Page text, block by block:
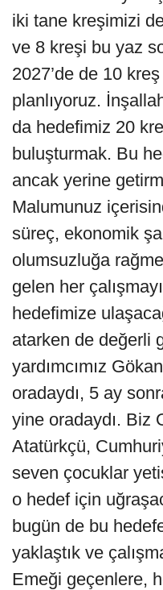
iki tane kreşimizi
ve 8 kreşi bu yaz
2027’de de 10
planlıyoruz.
da hedefimiz 20
buluşturmak. Bu
ancak yerine
Malumunuz
süreç, ekonomik
olumsuzluğa
gelen her
hedefimize
atarken de değerli
yardımcımız
oradaydı, 5 ay
yine oradaydı. Biz
Atatürkçü,
seven çocuklar
o hedef için
bugün de bu
yaklaştık ve
Emeği geçenlere,